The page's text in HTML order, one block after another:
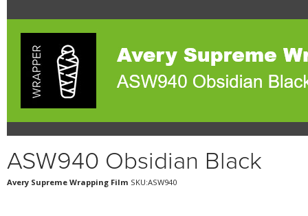
ASW940 Obsidian Black
Avery Supreme Wrapping Film SKU:ASW940